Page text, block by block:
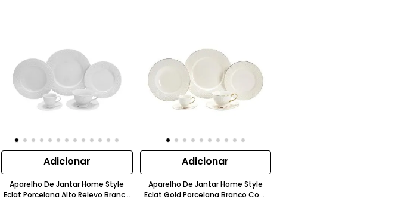
Adicionar
Aparelho De Jantar Home Style
Eclat Porcelana Alto Relevo Branco
Adicionar
Aparelho De Jantar Home Style
Eclat Gold Porcelana Branco Com